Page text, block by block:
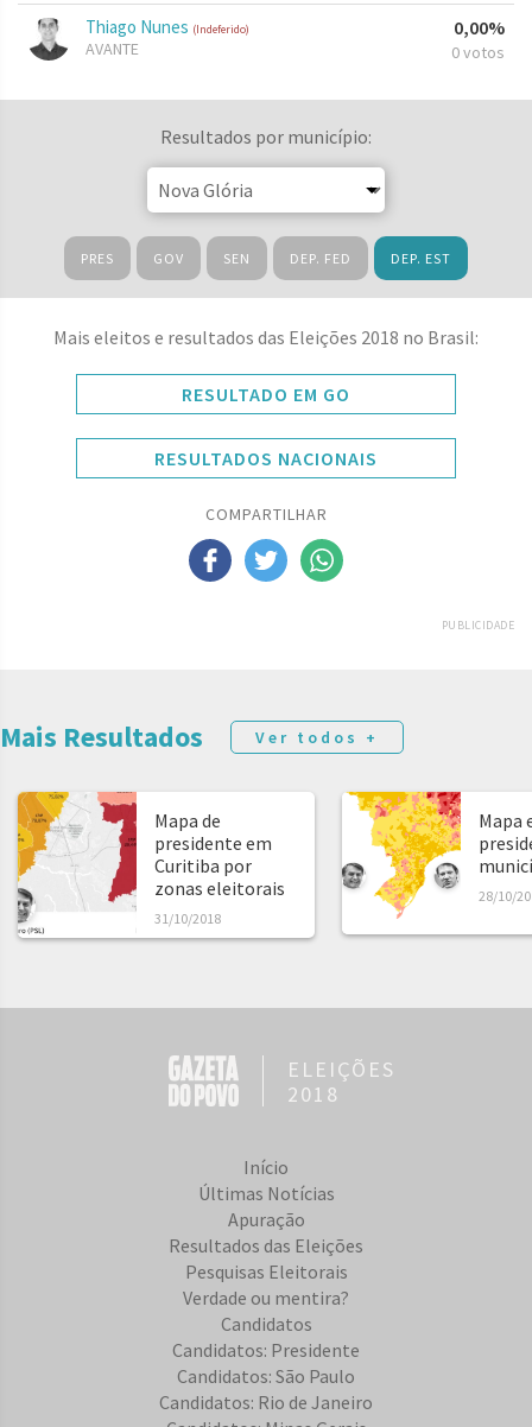
Thiago Nunes (Indeferido)
AVANTE
0,00%
0 votos
Resultados por município:
PRES GOV SEN DEP. FED DEP. EST
Mais eleitos e resultados das Eleições 2018 no Brasil:
RESULTADO EM GO
RESULTADOS NACIONAIS
COMPARTILHAR
PUBLICIDADE
Mais Resultados Ver todos +
Mapa de
presidente em
Curitiba por
zonas eleitorais
31/10/2018
Mapa
28/10/
ELEIÇÕES
2018
Início
Últimas Notícias
Apuração
Resultados das Eleições
Pesquisas Eleitorais
Verdade ou mentira?
Candidatos
Candidatos: Presidente
Candidatos: São Paulo
Candidatos: Rio de Janeiro